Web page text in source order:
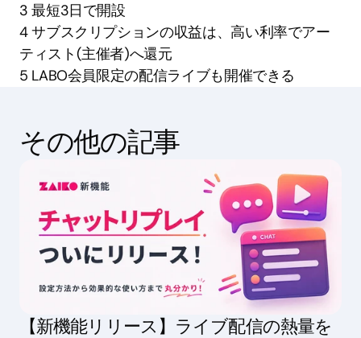
3 最短3日で開設
4 サブスクリプションの収益は、高い利率でアー
ティスト(主催者)へ還元
5 LABO会員限定の配信ライブも開催できる
その他の記事
【新機能リリース】ライブ配信の熱量を